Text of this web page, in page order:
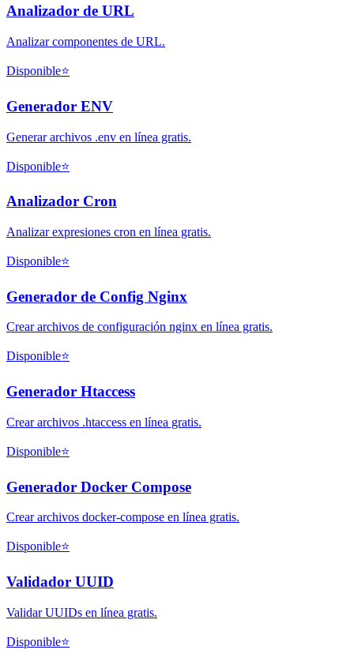
Analizador de URL
Analizar componentes de URL.
Disponible⭐
Generador ENV
Generar archivos .env en línea gratis.
Disponible⭐
Analizador Cron
Analizar expresiones cron en línea gratis.
Disponible⭐
Generador de Config Nginx
Crear archivos de configuración nginx en línea gratis.
Disponible⭐
Generador Htaccess
Crear archivos .htaccess en línea gratis.
Disponible⭐
Generador Docker Compose
Crear archivos docker-compose en línea gratis.
Disponible⭐
Validador UUID
Validar UUIDs en línea gratis.
Disponible⭐